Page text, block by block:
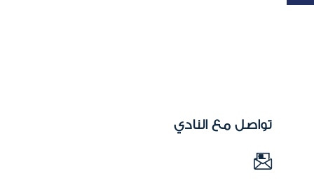
تواصل مع النادي